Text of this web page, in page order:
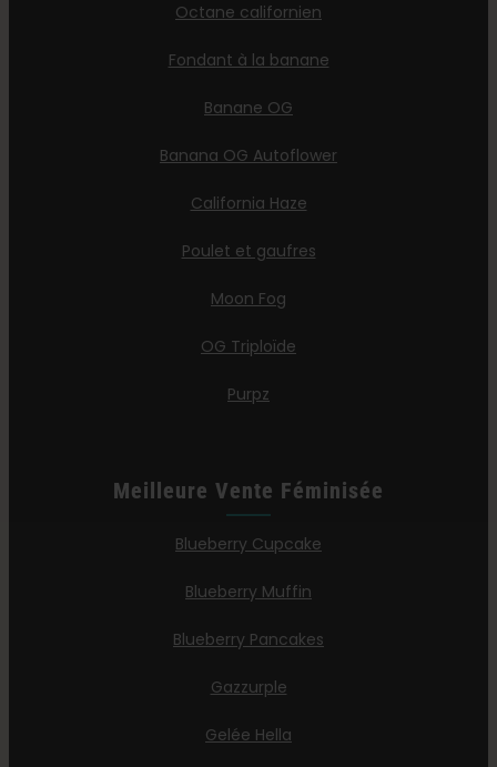
Octane californien
Fondant à la banane
Banane OG
Banana OG Autoflower
California Haze
Poulet et gaufres
Moon Fog
OG Triploïde
Purpz
Meilleure Vente Féminisée
Blueberry Cupcake
Blueberry Muffin
Blueberry Pancakes
Gazzurple
Gelée Hella